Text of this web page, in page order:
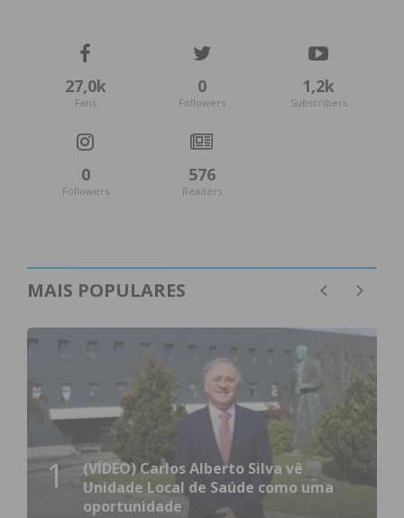
27,0k
Fans
0
Followers
1,2k
Subscribers
0
Followers
576
Readers
MAIS POPULARES
1
(VÍDEO) Carlos Alberto Silva vê
Unidade Local de Saúde como uma
oportunidade